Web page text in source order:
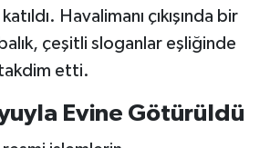
Havalimanı çıkışında bir
çeşitli sloganlar eşliğinde
etti.
Evine Götürüldü